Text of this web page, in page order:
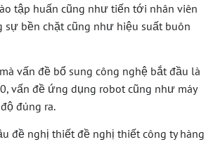
tập huấn cũng như tiến tới nhân viên
bền chặt cũng như hiệu suất buôn
vấn đề bổ sung công nghệ bắt đầu là
vấn đề ứng dụng robot cũng như máy
đúng ra.
đề nghị thiết đề nghị thiết công ty hàng